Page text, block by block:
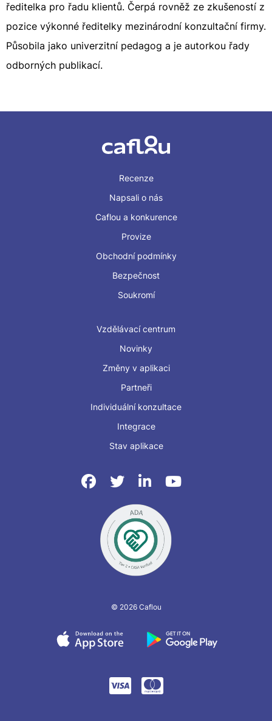
ředitelka pro řadu klientů. Čerpá rovněž ze zkušeností z
pozice výkonné ředitelky mezinárodní konzultační firmy.
Působila jako univerzitní pedagog a je autorkou řady
odborných publikací.
Recenze
Napsali o nás
Caflou a konkurence
Provize
Obchodní podmínky
Bezpečnost
Soukromí
Vzdělávací centrum
Novinky
Změny v aplikaci
Partneři
Individuální konzultace
Integrace
Stav aplikace
© 2026 Caflou